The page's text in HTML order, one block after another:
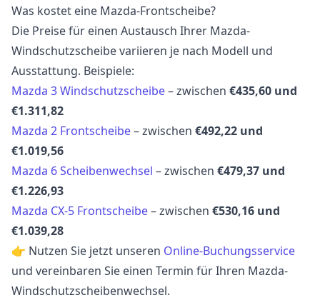
Was kostet eine Mazda-Frontscheibe?
Die Preise für einen Austausch Ihrer Mazda-
Windschutzscheibe variieren je nach Modell und
Ausstattung. Beispiele:
Mazda 3 Windschutzscheibe– zwischen €435,60 und
€1.311,82
Mazda 2 Frontscheibe– zwischen €492,22 und
€1.019,56
Mazda 6 Scheibenwechsel – zwischen €479,37 und
€1.226,93
Mazda CX-5 Frontscheibe– zwischen €530,16 und
€1.039,28
👉 Nutzen Sie jetzt unseren Online-Buchungsservice
und vereinbaren Sie einen Termin für Ihren Mazda-
Windschutzscheibenwechsel.